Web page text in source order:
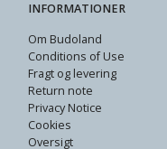
INFORMATIONER
Om Budoland
Conditions of Use
Fragt og levering
Return note
Privacy Notice
Cookies
Oversigt